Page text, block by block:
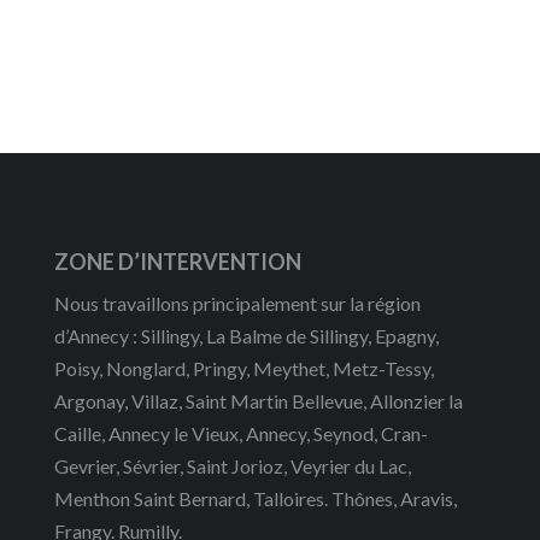
ZONE D’INTERVENTION
Nous travaillons principalement sur la région
d’Annecy : Sillingy, La Balme de Sillingy, Epagny,
Poisy, Nonglard, Pringy, Meythet, Metz-Tessy,
Argonay, Villaz, Saint Martin Bellevue, Allonzier la
Caille, Annecy le Vieux, Annecy, Seynod, Cran-
Gevrier, Sévrier, Saint Jorioz, Veyrier du Lac,
Menthon Saint Bernard, Talloires. Thônes, Aravis,
Frangy. Rumilly.